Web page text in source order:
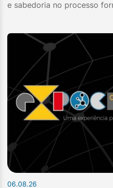
e sabedoria no processo
06.08.26